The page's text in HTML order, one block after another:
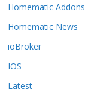
k
n
n
n
a
Homematic Addons
Homematic News
ioBroker
IOS
Latest